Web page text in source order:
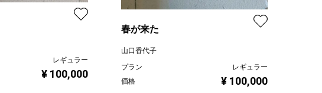
レギュラー
¥ 100,000
春が来た
山口香代子
プラン
レギュラー
価格
¥ 100,000